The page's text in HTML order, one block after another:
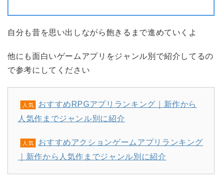
自分も昔を思い出しながら飽きるまで進めていくよ
他にも面白いゲームアプリをジャンル別で紹介してるの
で参考にしてください
人気
おすすめRPGアプリランキング｜新作から
人気作までジャンル別に紹介
人気
おすすめアクションゲームアプリランキング
｜新作から人気作までジャンル別に紹介